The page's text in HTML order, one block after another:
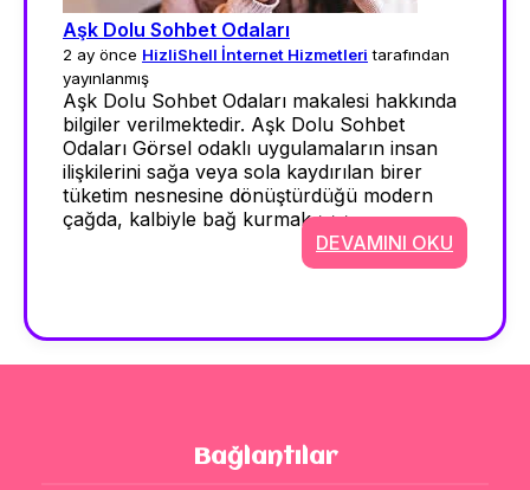
Aşk Dolu Sohbet Odaları
2 ay önce HizliShell İnternet Hizmetleri tarafından
yayınlanmış
Aşk Dolu Sohbet Odaları makalesi hakkında
bilgiler verilmektedir. Aşk Dolu Sohbet
Odaları Görsel odaklı uygulamaların insan
ilişkilerini sağa veya sola kaydırılan birer
tüketim nesnesine dönüştürdüğü modern
çağda, kalbiyle bağ kurmak >>>
DEVAMINI OKU
Bağlantılar